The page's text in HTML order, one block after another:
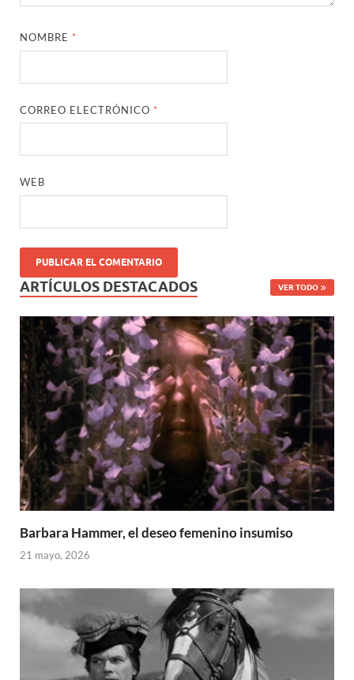
NOMBRE *
CORREO ELECTRÓNICO *
WEB
ARTÍCULOS DESTACADOS VER TODO
Barbara Hammer, el deseo femenino insumiso
21 mayo, 2026